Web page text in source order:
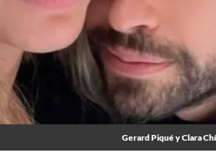
Gerard Piqué y Clara